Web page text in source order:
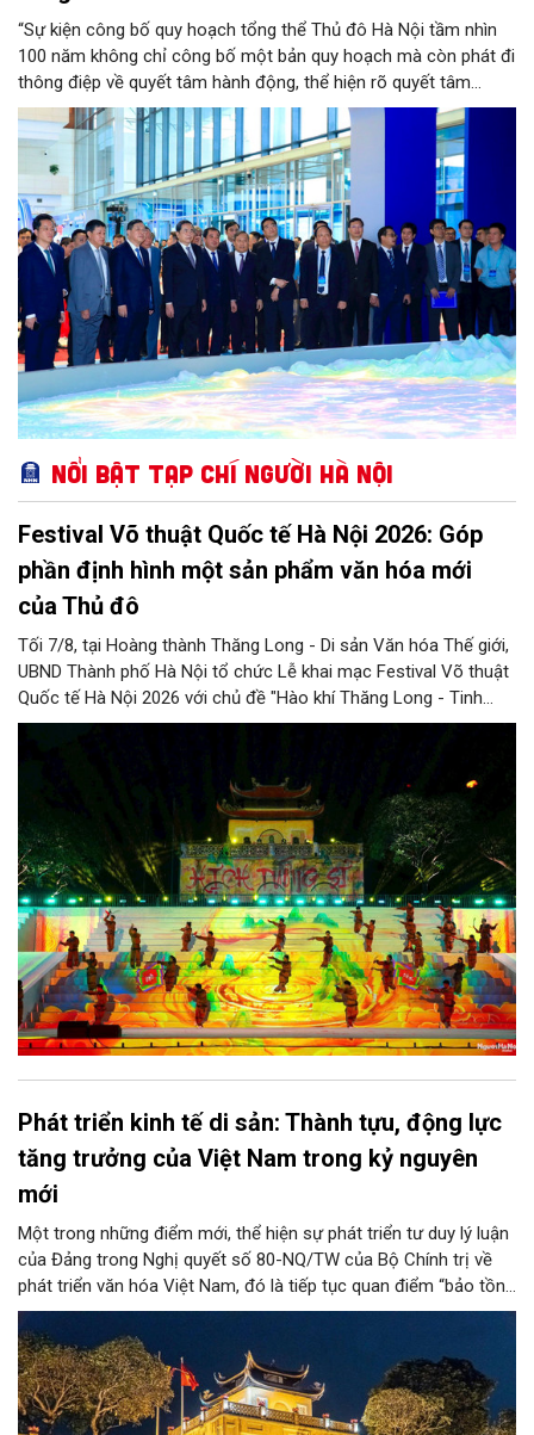
“Sự kiện công bố quy hoạch tổng thể Thủ đô Hà Nội tầm nhìn
100 năm không chỉ công bố một bản quy hoạch mà còn phát đi
thông điệp về quyết tâm hành động, thể hiện rõ quyết tâm
chính trị của thành phố trong việc đưa Nghị quyết Đại hội XIV
của Đảng, Nghị quyết Đại hội Đảng bộ Thành phố lần thứ XVIII
vào cuộc sống, đúng với chỉ đạo của đồng chí Tổng Bí thư, Chủ
tịch nước Tô Lâm: Hà Nội đã nói là làm, làm nhanh, làm đúng,
làm hiệu quả, làm đến cùng” – đồng chí Trần Thanh Mẫn, Ủy
viên Bộ Chính trị, Chủ tịch Quốc
Nổi bật Tạp chí Người Hà Nội
Festival Võ thuật Quốc tế Hà Nội 2026: Góp
phần định hình một sản phẩm văn hóa mới
của Thủ đô
Tối 7/8, tại Hoàng thành Thăng Long - Di sản Văn hóa Thế giới,
UBND Thành phố Hà Nội tổ chức Lễ khai mạc Festival Võ thuật
Quốc tế Hà Nội 2026 với chủ đề "Hào khí Thăng Long - Tinh
hoa võ Việt". Lần đầu tiên được tổ chức, Festival đánh dấu
hóa - thể thao mang tầm quốc tế, góp phần tôn vinh truyền
thống thượng võ dân tộc, quảng bá hình ảnh Hà Nội và thúc đẩy
giao lưu văn hóa, thể thao với bạn bè thế giới.
Phát triển kinh tế di sản: Thành tựu, động lực
tăng trưởng của Việt Nam trong kỷ nguyên
mới
Một trong những điểm mới, thể hiện sự phát triển tư duy lý luận
của Đảng trong Nghị quyết số 80-NQ/TW của Bộ Chính trị về
phát triển văn hóa Việt Nam, đó là tiếp tục quan điểm “bảo tồn
và phát huy giá trị di sản văn hóa gắn kết với phát triển kinh tế -
xã hội và du lịch”; đồng thời, nâng lên một tầm cao mới: “phát
triển kinh tế di sản”.